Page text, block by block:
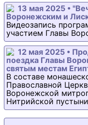
13 мая 2025 •
Воронежским и
Видеозапись
участием Главы
12 мая 2025 •
поездка Главы
святым местам
В составе
Православной
Воронежской
Нитрийской